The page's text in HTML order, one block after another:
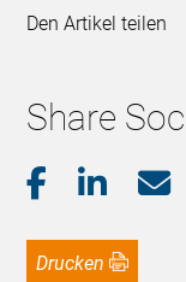
Den Artikel teilen
Share
Drucken